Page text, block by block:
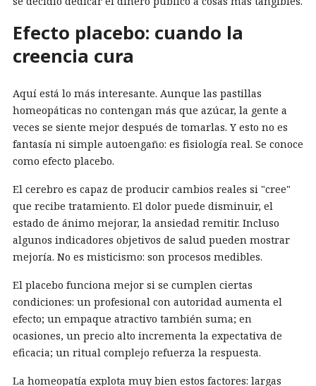
Efecto placebo: cuando la
creencia cura
Aquí está lo más interesante. Aunque las pastillas
homeopáticas no contengan más que azúcar, la gente a
veces se siente mejor después de tomarlas. Y esto no es
fantasía ni simple autoengaño: es fisiología real. Se conoce
como efecto placebo.
El cerebro es capaz de producir cambios reales si "cree"
que recibe tratamiento. El dolor puede disminuir, el
estado de ánimo mejorar, la ansiedad remitir. Incluso
algunos indicadores objetivos de salud pueden mostrar
mejoría. No es misticismo: son procesos medibles.
El placebo funciona mejor si se cumplen ciertas
condiciones: un profesional con autoridad aumenta el
efecto; un empaque atractivo también suma; en
ocasiones, un precio alto incrementa la expectativa de
eficacia; un ritual complejo refuerza la respuesta.
La homeopatía explota muy bien estos factores: largas